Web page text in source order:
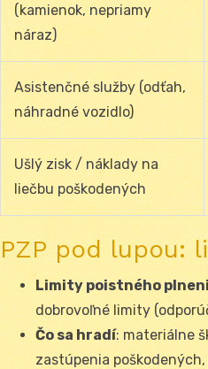
(kamienok, nepriamy
náraz)
Asistenčné služby (odťah,
náhradné vozidlo)
Ušlý zisk / náklady na
liečbu poškodených
PZP pod lupou:
Limity poistného
dobrovoľné limity
Čo sa hradí: materiálne
zastúpenia